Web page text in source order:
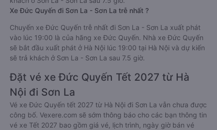
Xe Đức Quyến đi Sơn La - Sơn La trễ nhất ?
Chuyến xe Đức Quyến trễ nhất đi Sơn La - Sơn La xuất phát
vào lúc 19:00 là của hãng xe Đức Quyến. Nhà xe Đức Quyến
sẽ bắt đầu xuất phát ở Hà Nội lúc 19:00 tại Hà Nội và dự kiến
sẽ trả khách ở Sơn La - Sơn La sau 7.5 giờ.
Đặt vé xe Đức Quyến Tết 2027 từ Hà
Nội đi Sơn La
Vé xe Đức Quyến tết 2027 từ Hà Nội đi Sơn La vẫn chưa được
công bố. Vexere.com sẽ sớm thông báo cho các bạn thông tin
vé xe Tết 2027 bao gồm giá vé, lịch trình, ngày giờ bán vé